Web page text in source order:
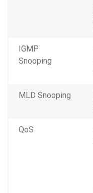
IGMP
Snooping
MLD Snooping
QoS